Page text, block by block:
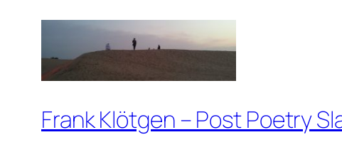
springen
Frank Klötgen – Post Poetry